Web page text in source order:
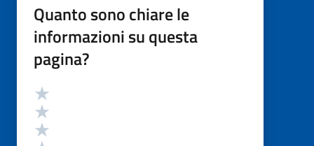
Quanto sono chiare le
informazioni su questa
pagina?
Valutazione